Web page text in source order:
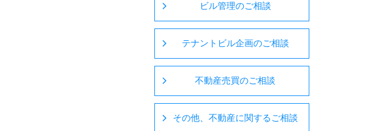
ビル管理のご相談
テナントビル企画のご相談
不動産売買のご相談
その他、不動産に関するご相談